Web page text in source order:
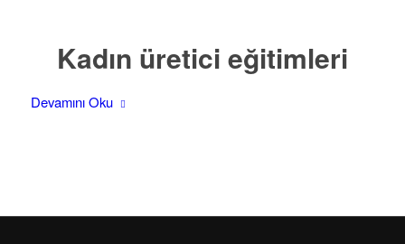
Kadın üretici eğitimleri
Devamını Oku